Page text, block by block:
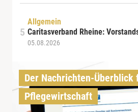
Allgemein
Caritasverband Rheine:
05.08.2026
Der Nachrichten-Überblick
Pflegewirtschaft